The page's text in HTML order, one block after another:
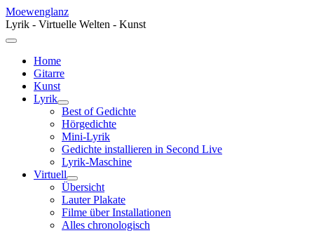
Moewenglanz
Lyrik - Virtuelle Welten - Kunst
Home
Gitarre
Kunst
Lyrik
Best of Gedichte
Hörgedichte
Mini-Lyrik
Gedichte installieren in Second Live
Lyrik-Maschine
Virtuell
Übersicht
Lauter Plakate
Filme über Installationen
Alles chronologisch